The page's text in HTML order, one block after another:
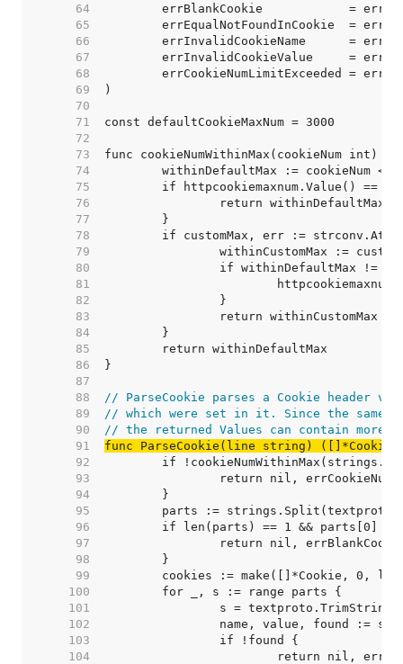
    64
    65
    66
    67
    68
    69
    70
    71
    72
    73
    74
    75
    76
    77
    78
    79
    80
    81
    82
    83
    84
    85
    86
    87
    88
// ParseCookie parses a Cookie header
    89
// which were set in it. Since the same
    90
// the returned Values can contain more
    91
func ParseCookie(line string)
    92
    93
    94
    95
    96
    97
    98
    99
   100
   101
   102
   103
   104